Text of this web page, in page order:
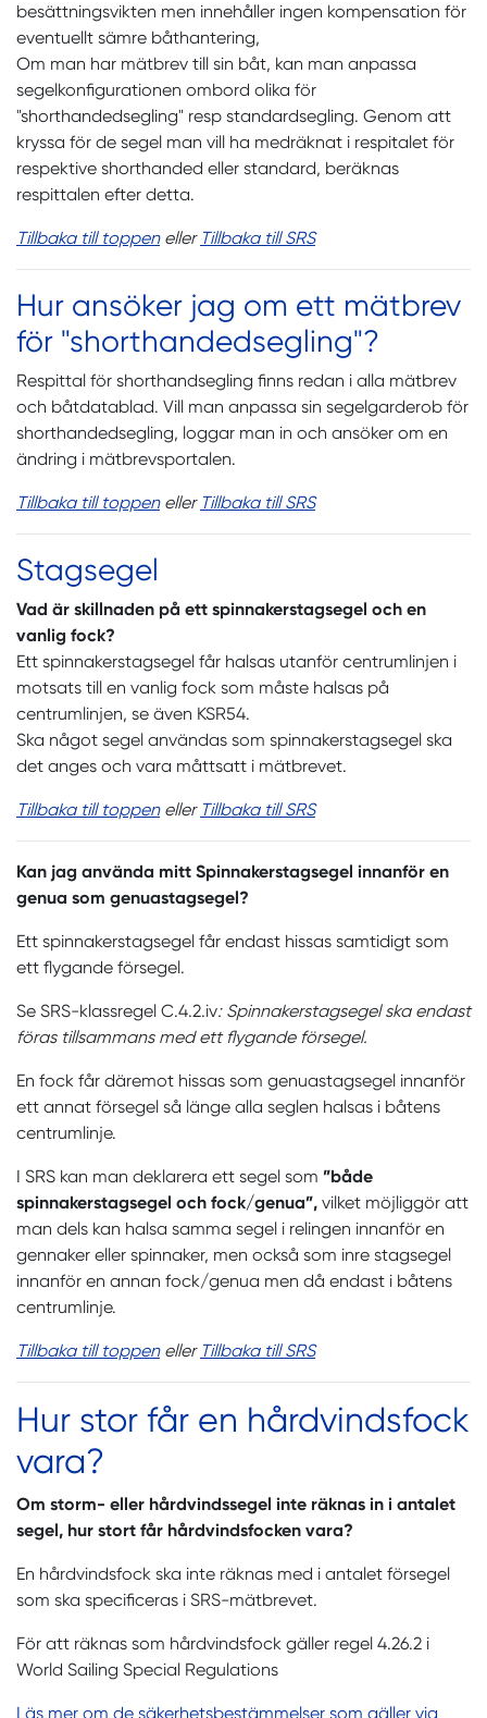
besättningsvikten men innehåller ingen kompensation för
eventuellt sämre båthantering,
Om man har mätbrev till sin båt, kan man anpassa
segelkonfigurationen ombord olika för
"shorthandedsegling" resp standardsegling. Genom att
kryssa för de segel man vill ha medräknat i respitalet för
respektive shorthanded eller standard, beräknas
respittalen efter detta.
Tillbaka till toppeneller Tillbaka till SRS
Hur ansöker jag om ett mätbrev
för "shorthandedsegling"?
Respittal för shorthandsegling finns redan i alla mätbrev
och båtdatablad. Vill man anpassa sin segelgarderob för
shorthandedsegling, loggar man in och ansöker om en
ändring i mätbrevsportalen.
Tillbaka till toppeneller Tillbaka till SRS
Stagsegel
Vad är skillnaden på ett spinnakerstagsegel och en
vanlig fock?
Ett spinnakerstagsegel får halsas utanför centrumlinjen i
motsats till en vanlig fock som måste halsas på
centrumlinjen, se även KSR54.
Ska något segel användas som spinnakerstagsegel ska
det anges och vara måttsatt i mätbrevet.
Tillbaka till toppeneller Tillbaka till SRS
Kan jag använda mitt Spinnakerstagsegel innanför en
genua som genuastagsegel?
Ett spinnakerstagsegel får endast hissas samtidigt som
ett flygande försegel.
Se SRS-klassregel C.4.2.iv: Spinnakerstagsegel ska endast
föras tillsammans med ett flygande försegel.
En fock får däremot hissas som genuastagsegel innanför
ett annat försegel så länge alla seglen halsas i båtens
centrumlinje.
I SRS kan man deklarera ett segel som ”både
spinnakerstagsegel och fock/genua”, vilket möjliggör att
man dels kan halsa samma segel i relingen innanför en
gennaker eller spinnaker, men också som inre stagsegel
innanför en annan fock/genua men då endast i båtens
centrumlinje.
Tillbaka till toppeneller Tillbaka till SRS
Hur stor får en hårdvindsfock
vara?
Om storm- eller hårdvindssegel inte räknas in i antalet
segel, hur stort får hårdvindsfocken vara?
En hårdvindsfock ska inte räknas med i antalet försegel
som ska specificeras i SRS-mätbrevet.
För att räknas som hårdvindsfock gäller regel 4.26.2 i
World Sailing Special Regulations
Läs mer om de säkerhetsbestämmelser som gäller via